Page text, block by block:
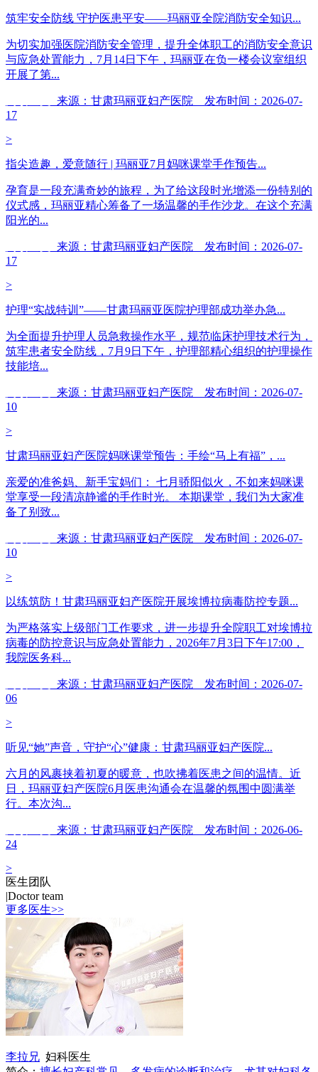
筑牢安全防线 守护医患平安——玛丽亚全院消防安全知识...
为切实加强医院消防安全管理，提升全体职工的消防安全意识
与应急处置能力，7月14日下午，玛丽亚在负一楼会议室组织
开展了第...
来源：甘肃玛丽亚妇产医院 发布时间：2026-07-
17
>
指尖造趣，爱意随行 | 玛丽亚7月妈咪课堂手作预告...
孕育是一段充满奇妙的旅程，为了给这段时光增添一份特别的
仪式感，玛丽亚精心筹备了一场温馨的手作沙龙。在这个充满
阳光的...
来源：甘肃玛丽亚妇产医院 发布时间：2026-07-
17
>
护理“实战特训”——甘肃玛丽亚医院护理部成功举办急...
为全面提升护理人员急救操作水平，规范临床护理技术行为，
筑牢患者安全防线，7月9日下午，护理部精心组织的护理操作
技能培...
来源：甘肃玛丽亚妇产医院 发布时间：2026-07-
10
>
甘肃玛丽亚妇产医院妈咪课堂预告：手绘“马上有福”，...
亲爱的准爸妈、新手宝妈们： 七月骄阳似火，不如来妈咪课
堂享受一段清凉静谧的手作时光。 本期课堂，我们为大家准
备了别致...
来源：甘肃玛丽亚妇产医院 发布时间：2026-07-
10
>
以练筑防！甘肃玛丽亚妇产医院开展埃博拉病毒防控专题...
为严格落实上级部门工作要求，进一步提升全院职工对埃博拉
病毒的防控意识与应急处置能力，2026年7月3日下午17:00，
我院医务科...
来源：甘肃玛丽亚妇产医院 发布时间：2026-07-
06
>
听见“她”声音，守护“心”健康：甘肃玛丽亚妇产医院...
六月的风裹挟着初夏的暖意，也吹拂着医患之间的温情。近
日，玛丽亚妇产医院6月医患沟通会在温馨的氛围中圆满举
行。本次沟...
来源：甘肃玛丽亚妇产医院 发布时间：2026-06-
24
>
医生团队
|Doctor team
更多医生>>
李拉兄 妇科医生